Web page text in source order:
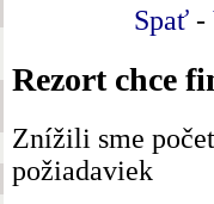
Spať -
Rezort chce
Znížili sme
požiadaviek